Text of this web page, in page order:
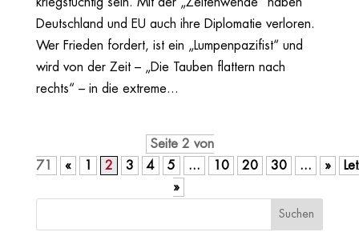
Deutschland und EU auch ihre Diplomatie verloren.
Wer Frieden fordert, ist ein „Lumpenpazifist“ und
wird von der Zeit – „Die Tauben flattern nach
rechts“ – in die extreme...
Seite 2 von
71
« 1 2 3 4 5 ... 10 20 30 ... »
»